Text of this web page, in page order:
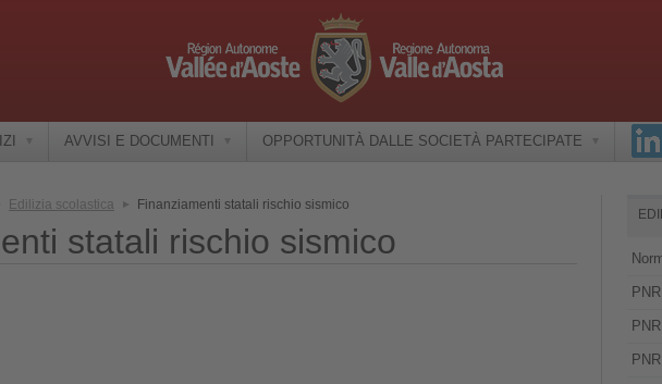
AVVISI E DOCUMENTI OPPORTUNITÀ DALLE SOCIETÀ PARTECIPATE
Edilizia scolastica Finanziamenti statali rischio sismico
statali rischio sismico